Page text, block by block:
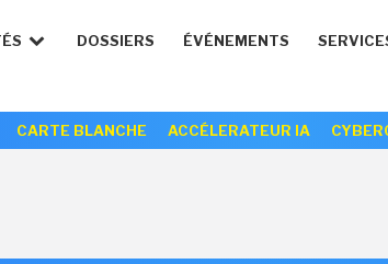
DOSSIERS ÉVÉNEMENTS
CARTE BLANCHE ACCÉLERATEUR IA